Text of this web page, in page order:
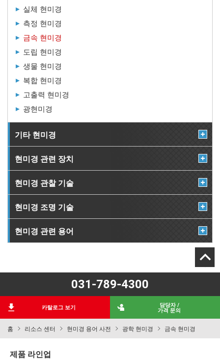
홈 리소스 센터 현미경 용어 사전 광학 현미경 금속 현미경
실체 현미경
측정 현미경
금속 현미경
도립 현미경
생물 현미경
복합 현미경
고출력 현미경
광현미경
기타 현미경
현미경 관련 장치
현미경 관찰 기술
현미경 조명 기술
현미경 관련 용어
031-789-4300
카탈로그 보기
담당자 /
가격 문의
제품 라인업